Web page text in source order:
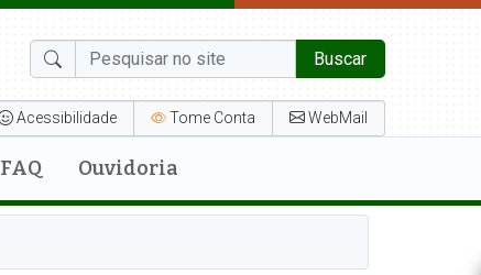
Buscar
Acessibilidade Tome Conta WebMail
FAQ Ouvidoria